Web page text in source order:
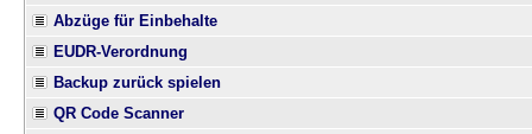
Abzüge für Einbehalte
EUDR-Verordnung
Backup zurück spielen
QR Code Scanner